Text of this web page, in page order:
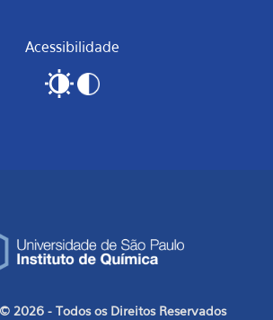
Acessibilidade
- Todos os Direitos Reservados